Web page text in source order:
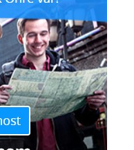
mindkét cég